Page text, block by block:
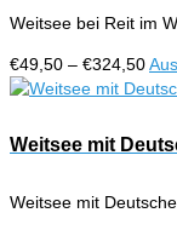
Weitsee bei Reit im
€49,50 – €324,50
Weitsee mit
Weitsee mit